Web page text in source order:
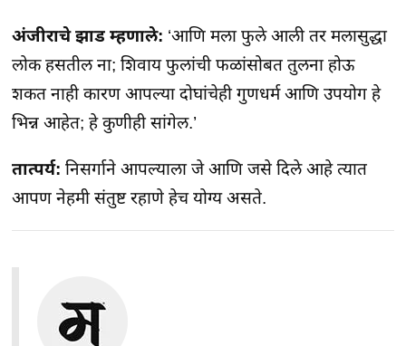
अंजीराचे झाड म्हणाले: ‘आणि मला फुले आली तर मलासुद्धा
लोक हसतील ना; शिवाय फुलांची फळांसोबत तुलना होऊ
शकत नाही कारण आपल्या दोघांचेही गुणधर्म आणि उपयोग हे
भिन्न आहेत; हे कुणीही सांगेल.’
तात्पर्य: निसर्गाने आपल्याला जे आणि जसे दिले आहे त्यात
आपण नेहमी संतुष्ट रहाणे हेच योग्य असते.